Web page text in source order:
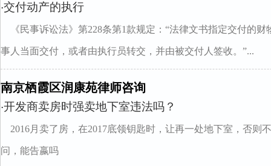
·交付动产的执行
《民事诉讼法》第228条第1款规定：“法律文书指定交付的
事人当面交付，或者由执行员转交，并由被交付人签收。”...
南京栖霞区润康苑律师咨询
·开发商卖房时强卖地下室违法吗？
2016月卖了房，在2017底领钥匙时，让再一处地下室，否则
问，能告嬴吗